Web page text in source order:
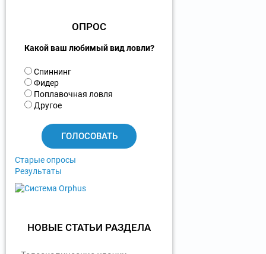
ОПРОС
Какой ваш любимый вид ловли?
В
а
р
и
Спиннинг
Фидер
Поплавочная ловля
Другое
Старые опросы
Результаты
НОВЫЕ СТАТЬИ РАЗДЕЛА